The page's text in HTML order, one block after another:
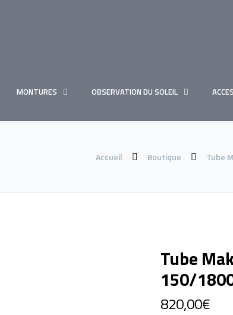
MONTURES OBSERVATION DU SOLEIL
Accueil Boutique Tube
Tube
150/
820,00€